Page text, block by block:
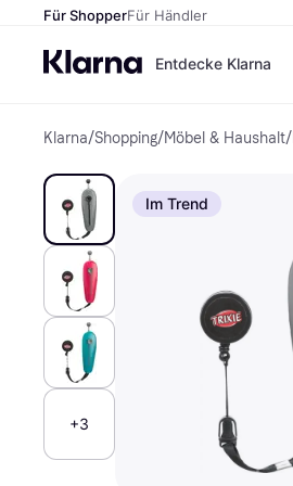
Für ShopperFür Händler
Entdecke Klarna
Klarna/Shopping/Möbel & Haushalt/
Im Trend
+3